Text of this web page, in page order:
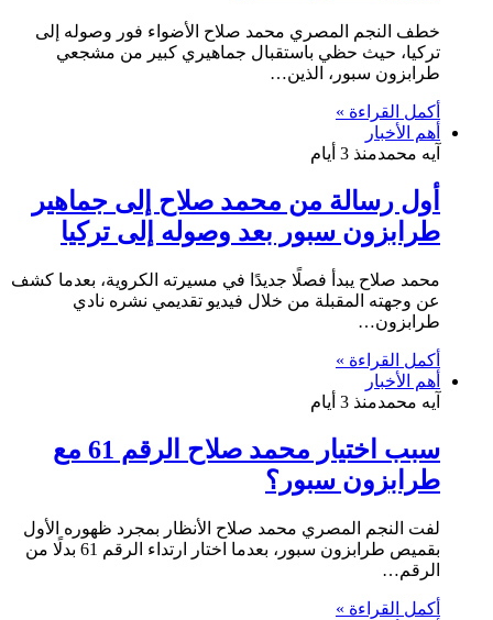
خطف النجم المصري محمد صلاح الأضواء فور وصوله إلى
تركيا، حيث حظي باستقبال جماهيري كبير من مشجعي
طرابزون سبور، الذين…
أكمل القراءة »
أهم الأخبار
آيه محمدمنذ 3 أيام
أول رسالة من محمد صلاح إلى جماهير
طرابزون سبور بعد وصوله إلى تركيا
محمد صلاح يبدأ فصلًا جديدًا في مسيرته الكروية، بعدما كشف
عن وجهته المقبلة من خلال فيديو تقديمي نشره نادي
طرابزون…
أكمل القراءة »
أهم الأخبار
آيه محمدمنذ 3 أيام
سبب اختيار محمد صلاح الرقم 61 مع
طرابزون سبور؟
لفت النجم المصري محمد صلاح الأنظار بمجرد ظهوره الأول
بقميص طرابزون سبور، بعدما اختار ارتداء الرقم 61 بدلًا من
الرقم…
أكمل القراءة »